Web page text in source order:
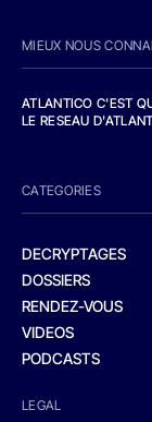
MIEUX NOUS
ATLANTICO C'EST
LE RESEAU
CATEGORIES
DECRYPTAGES
DOSSIERS
RENDEZ-VOUS
VIDEOS
PODCASTS
LEGAL